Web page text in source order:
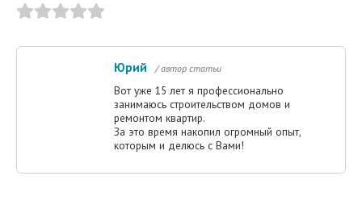
Юрий / автор статьи
Вот уже 15 лет я профессионально
занимаюсь строительством домов и
ремонтом квартир.
За это время накопил огромный опыт,
которым и делюсь с Вами!